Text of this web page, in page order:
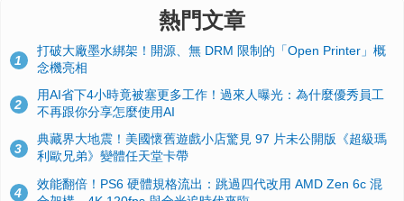
熱門文章
1
打破大廠墨水綁架！開源、無 DRM 限制的「Open Printer」概
念機亮相
2
用AI省下4小時竟被塞更多工作！過來人曝光：為什麼優秀員工
不再跟你分享怎麼使用AI
3
典藏界大地震！美國懷舊遊戲小店驚見 97 片未公開版《超級瑪
利歐兄弟》變體任天堂卡帶
4
效能翻倍！PS6 硬體規格流出：跳過四代改用 AMD Zen 6c 混